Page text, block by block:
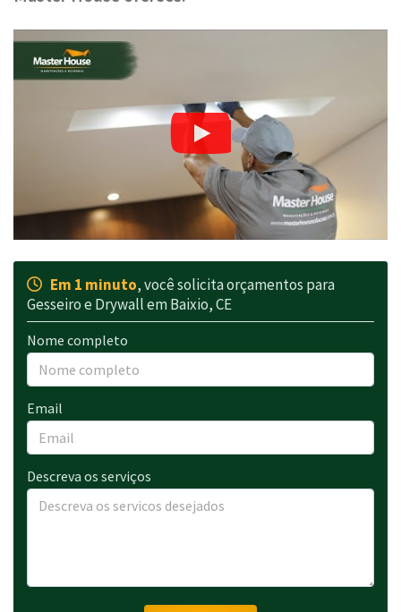
Em 1 minuto, você solicita orçamentos para
Gesseiro e Drywall em Baixio, CE
Nome completo
Email
Descreva os serviços